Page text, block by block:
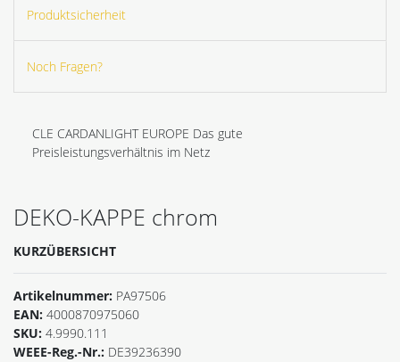
Produktsicherheit
Noch Fragen?
CLE CARDANLIGHT EUROPE Das gute
Preisleistungsverhältnis im Netz
DEKO-KAPPE chrom
KURZÜBERSICHT
Artikelnummer: PA97506
EAN: 4000870975060
SKU: 4.9990.111
WEEE-Reg.-Nr.: DE39236390